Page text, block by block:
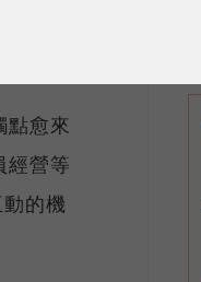
點愈來
經營等
的機